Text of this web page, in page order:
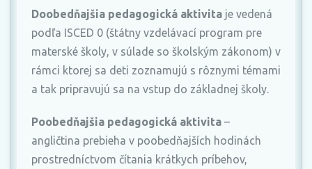
Doobedňajšia pedagogická aktivita je vedená
podľa ISCED 0 (štátny vzdelávací program pre
materské školy, v súlade so školským zákonom) v
rámci ktorej sa deti zoznamujú s rôznymi témami
a tak pripravujú sa na vstup do základnej školy.
Poobedňajšia pedagogická aktivita –
angličtina prebieha v poobedňajších hodinách
prostredníctvom čítania krátkych príbehov,